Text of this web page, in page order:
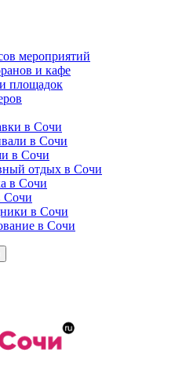
мероприятий
и кафе
площадок
в Сочи
в Сочи
в Сочи
отдых в Сочи
в Сочи
Сочи
в Сочи
в Сочи